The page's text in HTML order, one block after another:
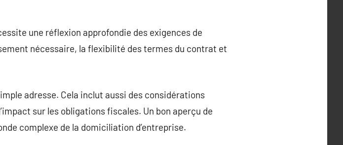
une réflexion approfondie des exigences de
nécessaire, la flexibilité des termes du contrat et
adresse. Cela inclut aussi des considérations
sur les obligations fiscales. Un bon aperçu de
complexe de la domiciliation d’entreprise.